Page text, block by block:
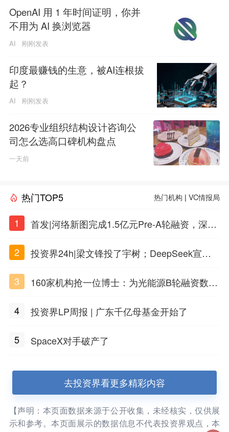
OpenAI 用 1 年时间证明，你并
不用为 AI 换浏览器
AI 刚刚发表
印度最赚钱的生意，被AI连根拔
起？
AI 刚刚发表
2026专业组织结构设计咨询公
司怎么选高口碑机构盘点
一天前
热门TOP5 热门机构 |VC情报局
1
首发|河络新图完成1.5亿元Pre-A轮融资，深耕i
2
投资界24h|梁文锋投了宇树；DeepSeek宣布
3
160家机构抢一位博士：为光能源B轮融资数亿
4
投资界LP周报 | 广东千亿母基金开始了
5 SpaceX对手破产了
去投资界看更多精彩内容
【声明：本页面数据来源于公开收集，未经核实，仅供展
示和参考。本页面展示的数据信息不代表投资界观点，本